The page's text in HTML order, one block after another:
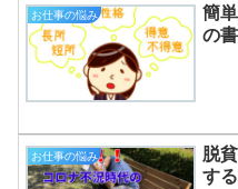
お仕事の悩み
簡
の
お仕事の悩み
脱
す